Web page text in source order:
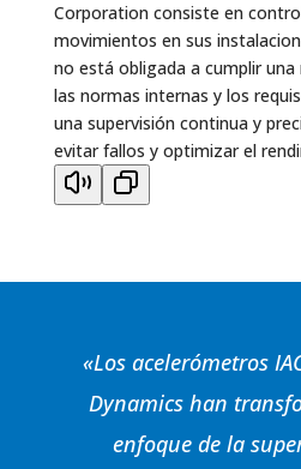
Corporation consiste en
movimientos en sus
no está obligada a cumplir
las normas internas y los
una supervisión continua y
evitar fallos y optimizar el
«Los acelerómetros
Dynamics han
enfoque de la